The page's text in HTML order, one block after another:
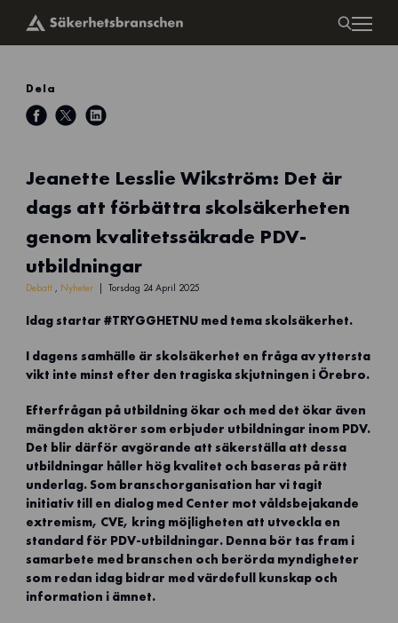
Dela
Jeanette Lesslie Wikström: Det är
dags att förbättra skolsäkerheten
genom kvalitetssäkrade PDV-
utbildningar
Debatt Nyheter Torsdag 24 April 2025
Idag startar #TRYGGHETNU med tema skolsäkerhet.
I dagens samhälle är skolsäkerhet en fråga av yttersta
vikt inte minst efter den tragiska skjutningen i Örebro.
Efterfrågan på utbildning ökar och med det ökar även
mängden aktörer som erbjuder utbildningar inom PDV.
Det blir därför avgörande att säkerställa att dessa
utbildningar håller hög kvalitet och baseras på rätt
underlag. Som branschorganisation har vi tagit
initiativ till en dialog med Center mot våldsbejakande
extremism, CVE, kring möjligheten att utveckla en
standard för PDV-utbildningar. Denna bör tas fram i
samarbete med branschen och berörda myndigheter
som redan idag bidrar med värdefull kunskap och
information i ämnet.